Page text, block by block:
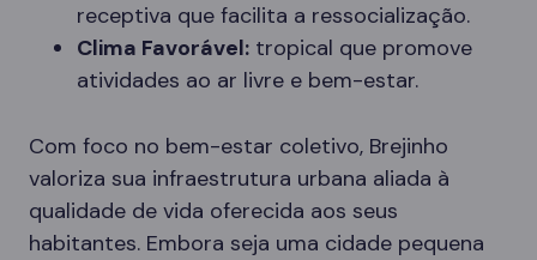
receptiva que facilita a ressocialização.
Clima Favorável: tropical que promove
atividades ao ar livre e bem-estar.
Com foco no bem-estar coletivo, Brejinho
valoriza sua infraestrutura urbana aliada à
qualidade de vida oferecida aos seus
habitantes. Embora seja uma cidade pequena